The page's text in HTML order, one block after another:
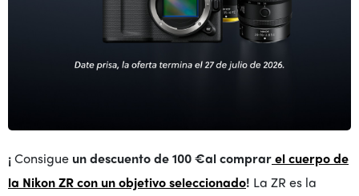
¡Consigue un descuento de 100 €al comprarel cuerpo de
la Nikon ZR con un objetivo seleccionado! La ZR es la